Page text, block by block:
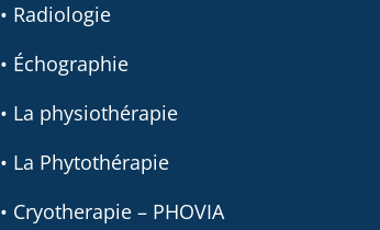
• Radiologie
• Échographie
• La physiothérapie
• La Phytothérapie
• Cryotherapie – PHOVIA